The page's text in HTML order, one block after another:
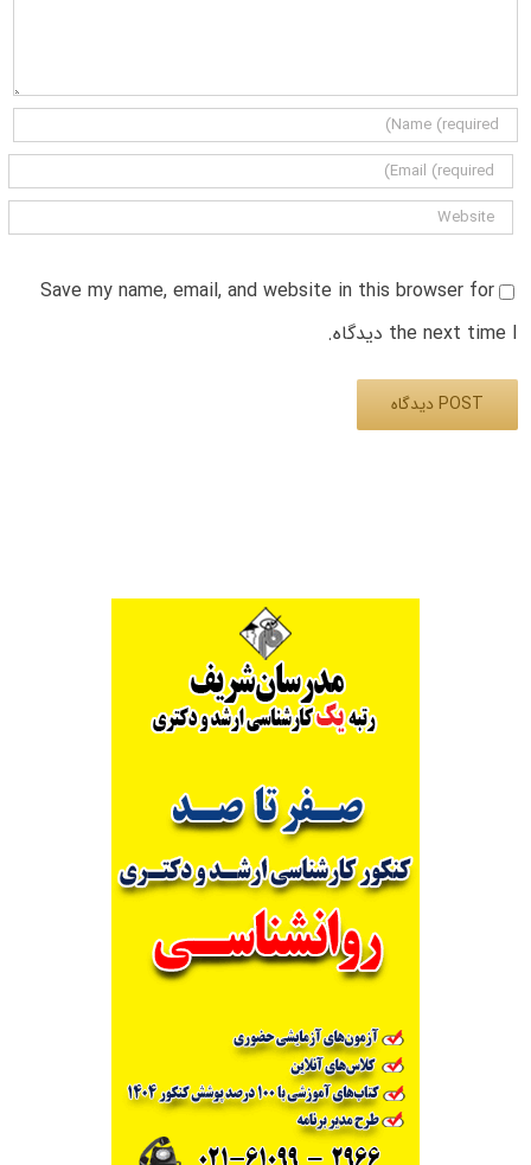
Save my name, email, and website in this browser for
the next time I دیدگاه.